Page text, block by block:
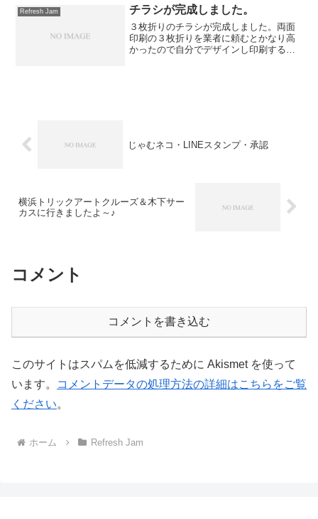
く思った以上に良いできだ！！！ジャム
猫は描きにくかっ...
Refresh Jam チラシが完成しました。
３枚折りのチラシが完成しました。両面
印刷の３枚折りを業者に頼むとかなり高
かったので自分でデザインし印刷するこ
じゃむネコ・LINEスタンプ・承認
横浜トリックアートクルーズ＆木下サー
カスに行きましたよ～♪
コメント
コメントを書き込む
このサイトはスパムを低減するために Akismet を使って
います。
コメントデータの処理方法の詳細はこちらをご覧
ください。
ホーム Refresh Jam